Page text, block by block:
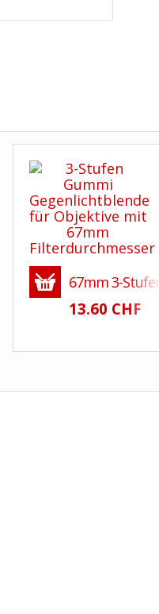
Fotografen
Neutralfilter aus
67mm 3-
13.60 CHF